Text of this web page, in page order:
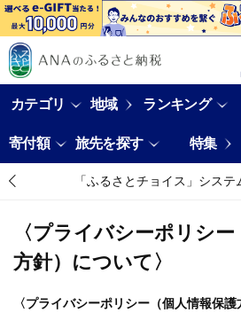
カテゴリ 地域 ランキング
寄付額 旅先を探す 特集
「ふるさとチョイス」シス
〈プライバシーポリシ
方針）について〉
〈プライバシーポリシー（個人情報保護